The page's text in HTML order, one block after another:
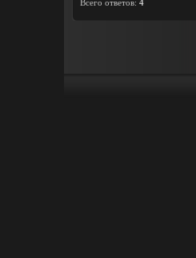
Всего ответов: 4